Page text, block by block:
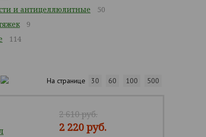
и антицеллюлитные
50
9
114
На странице 30 60 100 500
2 610 руб.
2 220 руб.